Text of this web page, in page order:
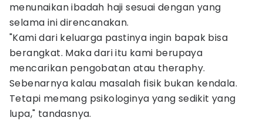
menunaikan ibadah haji sesuai dengan yang
selama ini direncanakan.
"Kami dari keluarga pastinya ingin bapak bisa
berangkat. Maka dari itu kami berupaya
mencarikan pengobatan atau theraphy.
Sebenarnya kalau masalah fisik bukan kendala.
Tetapi memang psikologinya yang sedikit yang
lupa," tandasnya.